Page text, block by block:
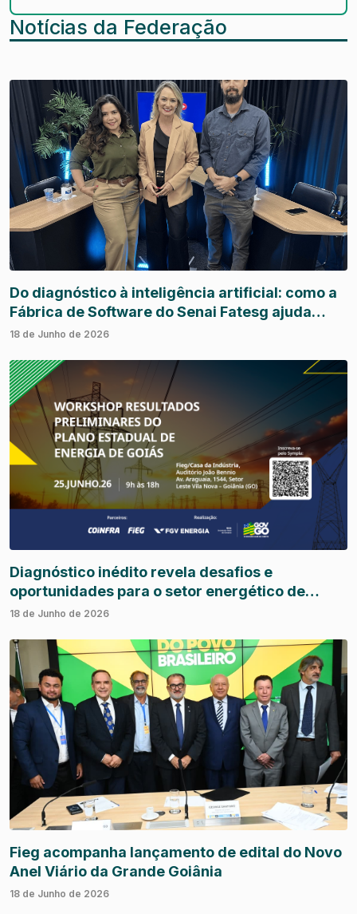
Notícias da Federação
Do diagnóstico à inteligência artificial: como a
Fábrica de Software do Senai Fatesg ajuda
empresas a inovar
18 de Junho de 2026
Diagnóstico inédito revela desafios e
oportunidades para o setor energético de
Goiás
18 de Junho de 2026
Fieg acompanha lançamento de edital do Novo
Anel Viário da Grande Goiânia
18 de Junho de 2026